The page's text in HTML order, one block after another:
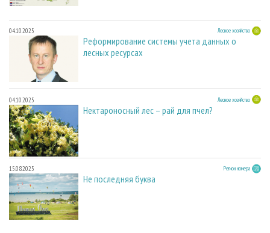
04.10.2025 Лесное хозяйство
Реформирование системы учета данных о
лесных ресурсах
04.10.2025 Лесное хозяйство
Нектароносный лес – рай для пчел?
15.08.2025 Регион номера
Не последняя буква